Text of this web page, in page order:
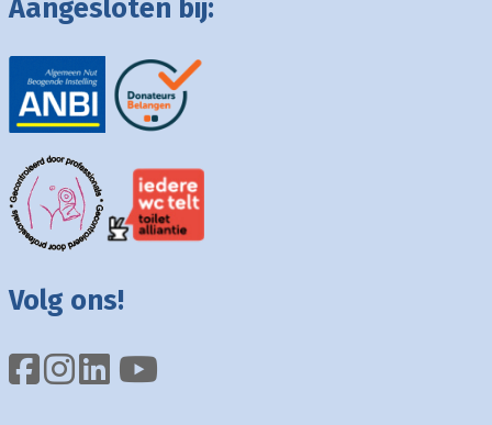
Aangesloten bij:
Volg ons!